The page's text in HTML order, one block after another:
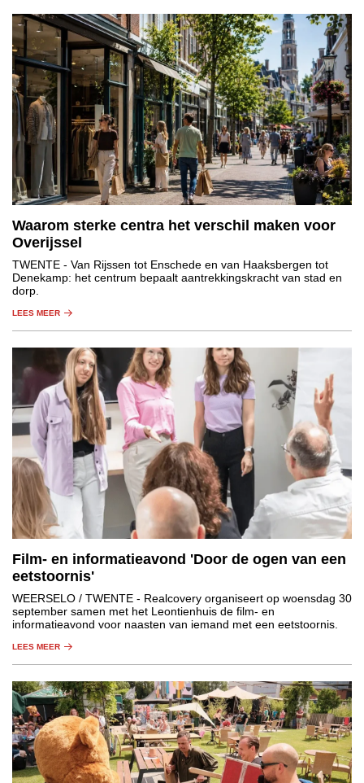
Waarom sterke centra het verschil maken voor
Overijssel
TWENTE - Van Rijssen tot Enschede en van Haaksbergen tot
Denekamp: het centrum bepaalt aantrekkingskracht van stad en
dorp.
LEES MEER
Film- en informatieavond 'Door de ogen van een
eetstoornis'
WEERSELO / TWENTE - Realcovery organiseert op woensdag 30
september samen met het Leontienhuis de film- en
informatieavond voor naasten van iemand met een eetstoornis.
LEES MEER